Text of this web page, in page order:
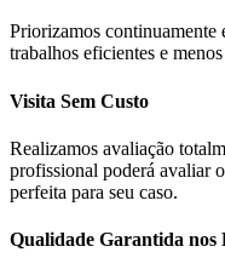
Priorizamos continuamente
trabalhos eficientes e
Visita Sem Custo
Realizamos avaliação
profissional poderá avaliar
perfeita para seu caso.
Qualidade Garantida nos